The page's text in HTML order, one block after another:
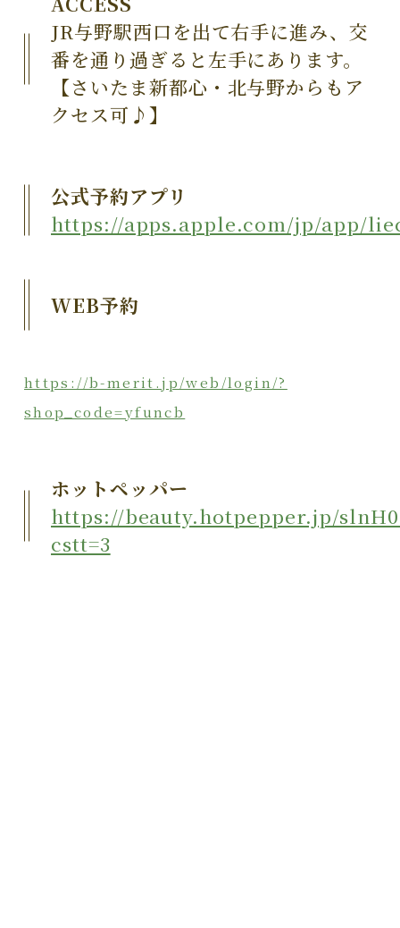
JR与野駅西口を出て右手に進み、交
番を通り過ぎると左手にあります。
【さいたま新都心・北与野からもア
クセス可♪】
公式予約アプリ
https://apps.apple.com/jp/app/
WEB予約
https://b-merit.jp/web/login/?
shop_code=yfuncb
ホットペッパー
https://beauty.hotpepper.jp/
cstt=3